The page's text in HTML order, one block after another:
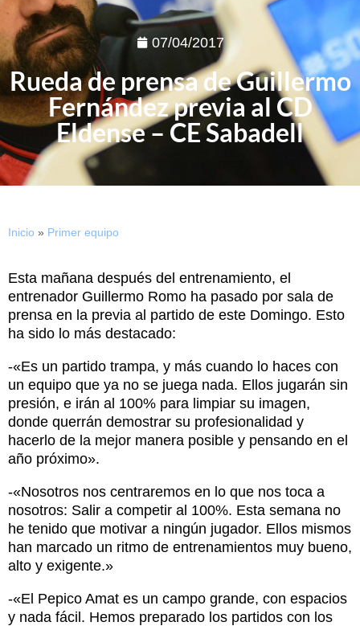
07/04/2017
Rueda de prensa de Guillermo
Fernández previa al CD
Eldense – CE Sabadell
Inicio » Primer equipo
Esta mañana después del entrenamiento, el
entrenador Guillermo Romo ha pasado por sala de
prensa en la previa al partido de este Domingo. Esto
ha sido lo más destacado:
-«Es un partido trampa, y más cuando lo haces con
un equipo que ya no se juega nada. Ellos jugarán sin
presión, e irán al 100% para limpiar su imagen,
donde querrán demostrar su profesionalidad y
hacerlo de la mejor manera posible y pensando en el
año próximo».
-«Nosotros nos centraremos en lo que nos toca a
nosotros: Salir a competir al 100%. Esta semana no
he tenido que motivar a ningún jugador. Ellos mismos
han marcado un ritmo de entrenamientos muy bueno,
alto y exigente.»
-«El Pepico Amat es un campo grande, con espacios
y nada fácil. Hemos preparado los partidos con los